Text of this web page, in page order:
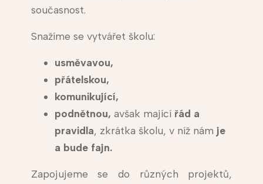
současnost.
Snažíme se vytvářet školu:
usměvavou,
přátelskou,
komunikující,
podnětnou, avšak mající řád a
pravidla, zkrátka školu, v níž nám je
a bude fajn.
Zapojujeme se do různých projektů,